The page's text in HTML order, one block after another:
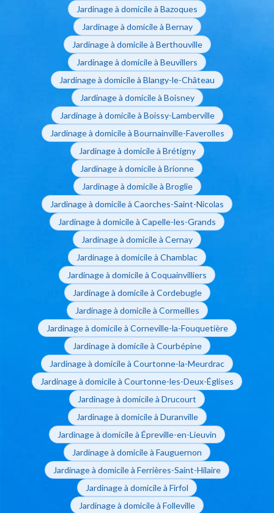
Jardinage à domicile à Bazoques
Jardinage à domicile à Bernay
Jardinage à domicile à Berthouville
Jardinage à domicile à Beuvillers
Jardinage à domicile à Blangy-le-Château
Jardinage à domicile à Boisney
Jardinage à domicile à Boissy-Lamberville
Jardinage à domicile à Bournainville-Faverolles
Jardinage à domicile à Brétigny
Jardinage à domicile à Brionne
Jardinage à domicile à Broglie
Jardinage à domicile à Caorches-Saint-Nicolas
Jardinage à domicile à Capelle-les-Grands
Jardinage à domicile à Cernay
Jardinage à domicile à Chamblac
Jardinage à domicile à Coquainvilliers
Jardinage à domicile à Cordebugle
Jardinage à domicile à Cormeilles
Jardinage à domicile à Corneville-la-Fouquetière
Jardinage à domicile à Courbépine
Jardinage à domicile à Courtonne-la-Meurdrac
Jardinage à domicile à Courtonne-les-Deux-Églises
Jardinage à domicile à Drucourt
Jardinage à domicile à Duranville
Jardinage à domicile à Épreville-en-Lieuvin
Jardinage à domicile à Fauguernon
Jardinage à domicile à Ferrières-Saint-Hilaire
Jardinage à domicile à Firfol
Jardinage à domicile à Folleville